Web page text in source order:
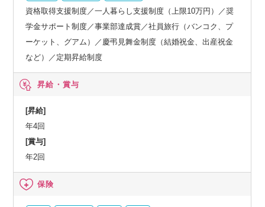
資格取得支援制度／一人暮らし支援制度（上限10万円）／奨
学金サポート制度／事業部達成賞／社員旅行（バンコク、プ
ーケット、グアム）／慶弔見舞金制度（結婚祝金、出産祝金
など）／定期昇給制度
昇給・賞与
[昇給]
年4回
[賞与]
年2回
保険